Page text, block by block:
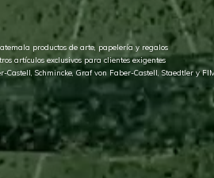
productos de arte, papelería y regalos
artículos exclusivos para clientes exigentes
Schmincke, Graf von Faber-Castell, Staedtlery